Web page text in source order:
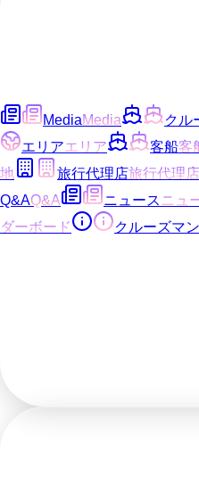
MediaMedia クル
エリアエリア 客船客
地
旅行代理店旅行代理店
Q&AQ&A ニュース ニュ
ダーボード
クルーズマ